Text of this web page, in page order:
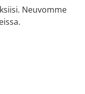
Neuvomme